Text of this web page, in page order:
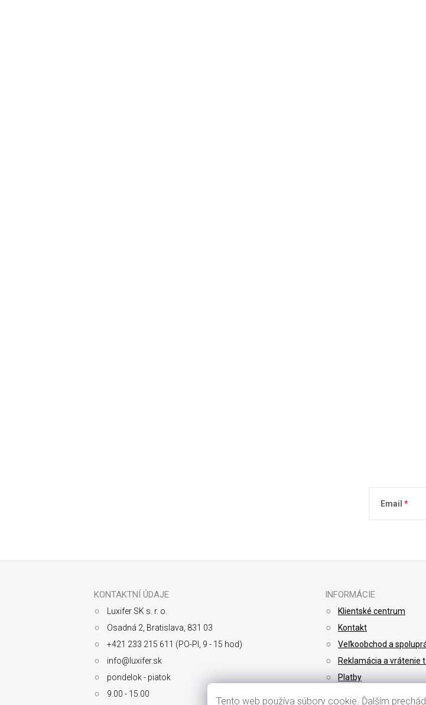
Tento web používa súbory cookie. Ďalším
Email
KONTAKTNÍ ÚDAJE
Luxifer SK s. r. o.
Osadná 2, Bratislava, 831 03
+421 233 215 611 (PO-PI, 9 - 15 hod)
info@luxifer.sk
pondelok - piatok
9.00 - 15.00
INFORMÁCIE
Klientské centrum
Kontakt
Veľkoobchod a
Reklamácia a vrátenie
Platby
Doprava